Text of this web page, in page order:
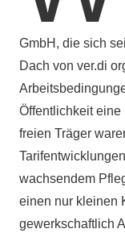
GmbH, die sich
Dach von ver.di
Öffentlichkeit eine
freien Träger
wachsendem
einen nur kleinen
gewerkschaftlich